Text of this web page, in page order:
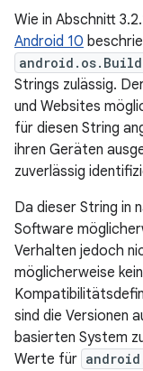
Wie in Abschnitt
Android 10
Strings zulässig.
und Websites
für diesen String
ihren Geräten
zuverlässig
Da dieser String in
Software
Verhalten jedoch
möglicherweise
sind die Versionen
basierten System
Werte für